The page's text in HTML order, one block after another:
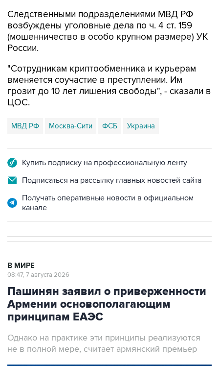
(мошенничество в особо крупном размере) УК
России.
"Сотрудникам криптообменника и курьерам
грозит до 10 лет лишения свободы", - сказали в
ЦОС.
МВД РФ
Подписаться на рассылку главных новостей сайта
Получать оперативные новости в официальном
Пашинян заявил о приверженности
Армении основополагающим
принципам ЕАЭС
Однако на практике эти принципы реализуются